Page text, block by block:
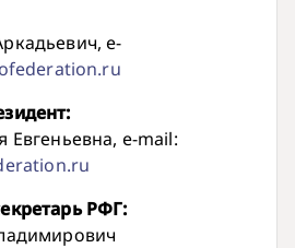
e-
Евгеньевна, e-mail:
РФГ: